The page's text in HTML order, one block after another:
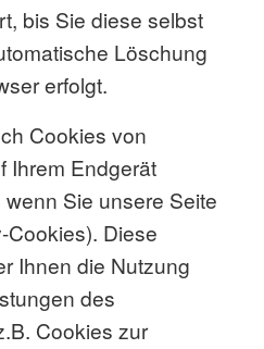
bis Sie diese selbst
Löschung
erfolgt.
Cookies von
Ihrem Endgerät
Sie unsere Seite
Cookies). Diese
Ihnen die Nutzung
des
Cookies zur